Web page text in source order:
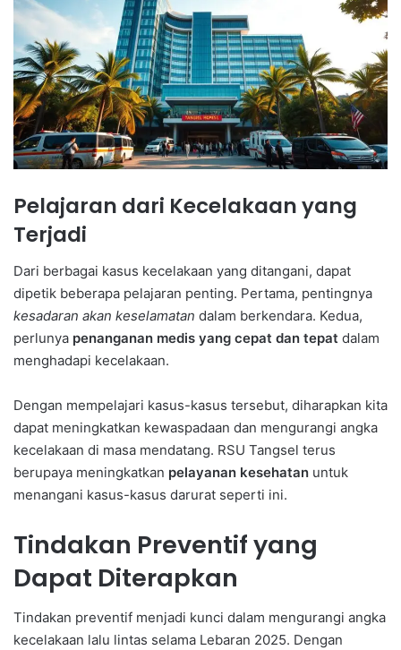
Pelajaran dari Kecelakaan yang
Terjadi
Dari berbagai kasus kecelakaan yang ditangani, dapat
dipetik beberapa pelajaran penting. Pertama, pentingnya
kesadaran akan keselamatan dalam berkendara. Kedua,
perlunya penanganan medis yang cepat dan tepat dalam
menghadapi kecelakaan.
Dengan mempelajari kasus-kasus tersebut, diharapkan kita
dapat meningkatkan kewaspadaan dan mengurangi angka
kecelakaan di masa mendatang. RSU Tangsel terus
berupaya meningkatkan pelayanan kesehatan untuk
menangani kasus-kasus darurat seperti ini.
Tindakan Preventif yang
Dapat Diterapkan
Tindakan preventif menjadi kunci dalam mengurangi angka
kecelakaan lalu lintas selama Lebaran 2025. Dengan